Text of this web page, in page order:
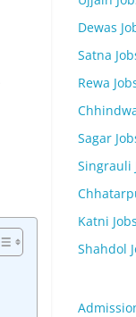
Dewas
Satna
Rewa
Sagar
Singrauli
Katni Jobs
Shahdol